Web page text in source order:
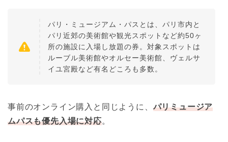
パリ・ミュージアム・パスとは、パリ市内と
パリ近郊の美術館や観光スポットなど約50ヶ
所の施設に入場し放題の券。対象スポットは
ルーブル美術館やオルセー美術館、ヴェルサ
イユ宮殿など有名どころも多数。
事前のオンライン購入と同じように、 パリミュージア
ムパスも優先入場に対応。